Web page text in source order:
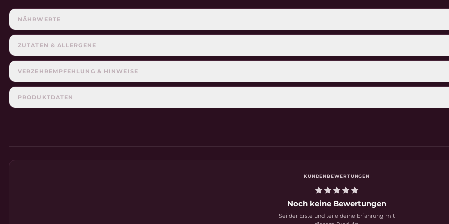
Nehmen Sie täglich 1 Portion (2 Shakes) ein. Für die Zubereitung von 1 Shake 2 gestrichene Messlöffel in 200 ml
NÄHRWERTE
ZUTATEN & ALLERGENE
VERZEHREMPFEHLUNG & HINWEISE
PRODUKTDATEN
KUNDENBEWERTUNGEN
Noch keine Bewertungen
Sei der Erste und teile deine Erfahrung mit